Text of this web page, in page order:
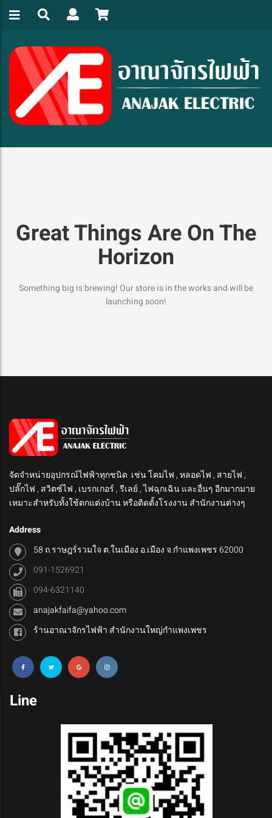
Great Things Are On The
Horizon
Something big is brewing! Our store is in the works and will be
launching soon!
จัดจำหน่ายอุปกรณ์ไฟฟ้าทุกชนิด เช่น โคมไฟ , หลอดไฟ , สายไฟ ,
ปลั๊กไฟ , สวิตซ์ไฟ , เบรกเกอร์ , รีเลย์ , ไฟฉุกเฉิน และอื่นๆ อีกมากมาย
เหมาะสำหรับทั้งใช้ตกแต่งบ้าน หรือติดตั้งโรงงาน สำนักงานต่างๆ
Address
58 ถ.ราษฎร์รวมใจ ต.ในเมือง อ.เมือง จ.กำแพงเพชร 62000
091-1526921
094-6321140
anajakfaifa@yahoo.com
ร้านอาณาจักรไฟฟ้า สำนักงานใหญ่กำแพงเพชร
Line